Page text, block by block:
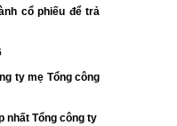
cổ phiếu để trả
ty mẹ Tổng công
nhất Tổng công ty